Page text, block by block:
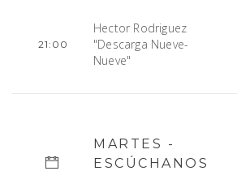
21:00
Hector Rodriguez
"Descarga Nueve-
Nueve"
MARTES -
ESCÚCHANOS